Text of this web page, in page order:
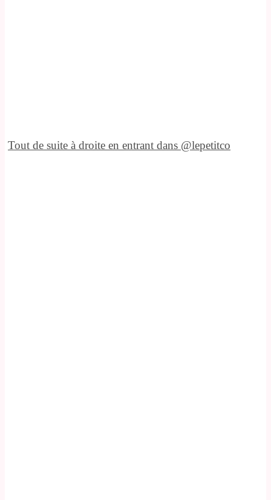
Tout de suite à droite en entrant dans @lepetitco